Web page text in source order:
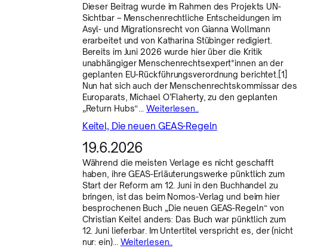
Dieser Beitrag wurde im Rahmen des Projekts UN-
Sichtbar – Menschenrechtliche Entscheidungen im
Asyl- und Migrationsrecht von Gianna Wollmann
erarbeitet und von Katharina Stübinger redigiert.
Bereits im Juni 2026 wurde hier über die Kritik
unabhängiger Menschenrechtsexpert*innen an der
geplanten EU-Rückführungsverordnung berichtet.[1]
Nun hat sich auch der Menschenrechtskommissar des
Europarats, Michael O’Flaherty, zu den geplanten
„Return Hubs“…Weiterlesen..
Keitel, Die neuen GEAS-Regeln
19.6.2026
Während die meisten Verlage es nicht geschafft
haben, ihre GEAS-Erläuterungswerke pünktlich zum
Start der Reform am 12. Juni in den Buchhandel zu
bringen, ist das beim Nomos-Verlag und beim hier
besprochenen Buch „Die neuen GEAS-Regeln“ von
Christian Keitel anders: Das Buch war pünktlich zum
12. Juni lieferbar. Im Untertitel verspricht es, der (nicht
nur: ein)… Weiterlesen..